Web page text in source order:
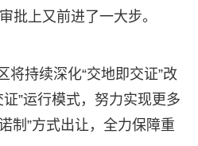
批上又前进了一大步。
将持续深化“交地即交证”改
”运行模式，努力实现更多
制”方式出让，全力保障重